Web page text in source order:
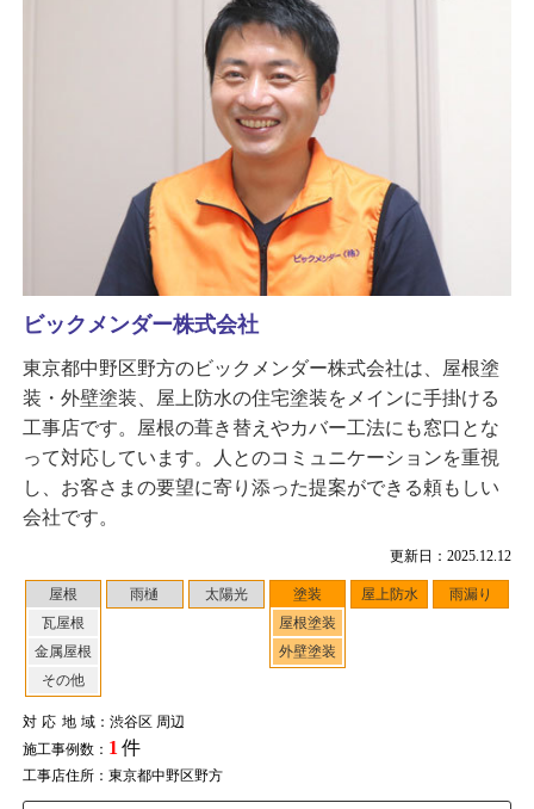
更新日：2025.12.12
屋根
瓦屋根
金属屋根
その他
雨樋 太陽光
塗装
屋根塗装
外壁塗装
屋上防水 雨漏り
対応地域：渋谷区 周辺
施工事例数： 1 件
工事店住所：東京都中野区野方
ビックメンダー株式会社
東京都中野区野方のビックメンダー株式会社は、屋根塗
装・外壁塗装、屋上防水の住宅塗装をメインに手掛ける
工事店です。屋根の葺き替えやカバー工法にも窓口とな
って対応しています。人とのコミュニケーションを重視
し、お客さまの要望に寄り添った提案ができる頼もしい
会社です。